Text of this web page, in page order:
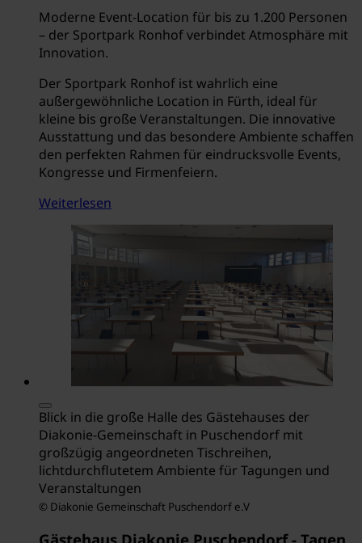
Moderne Event-Location für bis zu 1.200 Personen
– der Sportpark Ronhof verbindet Atmosphäre mit
Innovation.
Der Sportpark Ronhof ist wahrlich eine
außergewöhnliche Location in Fürth, ideal für
kleine bis große Veranstaltungen. Die innovative
Ausstattung und das besondere Ambiente schaffen
den perfekten Rahmen für eindrucksvolle Events,
Kongresse und Firmenfeiern.
Weiterlesen
Blick in die große Halle des Gästehauses der
Diakonie-Gemeinschaft in Puschendorf mit
großzügig angeordneten Tischreihen,
lichtdurchflutetem Ambiente für Tagungen und
Veranstaltungen
© Diakonie Gemeinschaft Puschendorf e.V